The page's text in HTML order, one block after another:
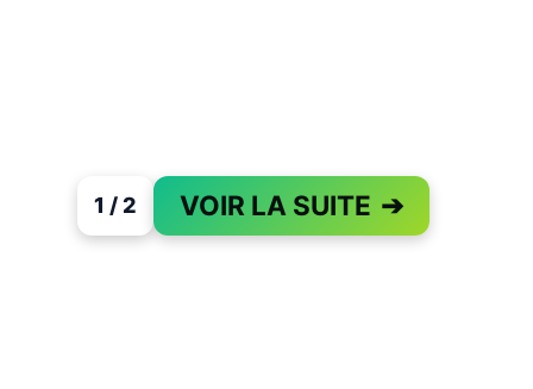
1 / 2 VOIR LA SUITE ➔
PAGE 1 OF 2